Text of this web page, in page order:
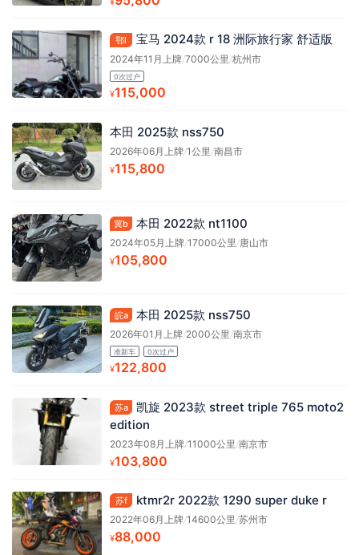
鄂l 宝马 2024款 r 18 洲际旅行家 舒适版
2024年11月上牌/7000公里 /杭州市
0次过户
¥115,000
本田 2025款 nss750
2026年06月上牌/1公里 /南昌市
¥115,800
冀b 本田 2022款 nt1100
2024年05月上牌/17000公里 /唐山市
¥105,800
皖a 本田 2025款 nss750
2026年01月上牌/2000公里 /南京市
准新车 0次过户
¥122,800
苏a
凯旋 2023款 street triple 765 moto2
edition
2023年08月上牌/11000公里 /南京市
¥103,800
苏f ktmr2r 2022款 1290 super duke r
2022年06月上牌/14600公里/苏州市
¥88,000